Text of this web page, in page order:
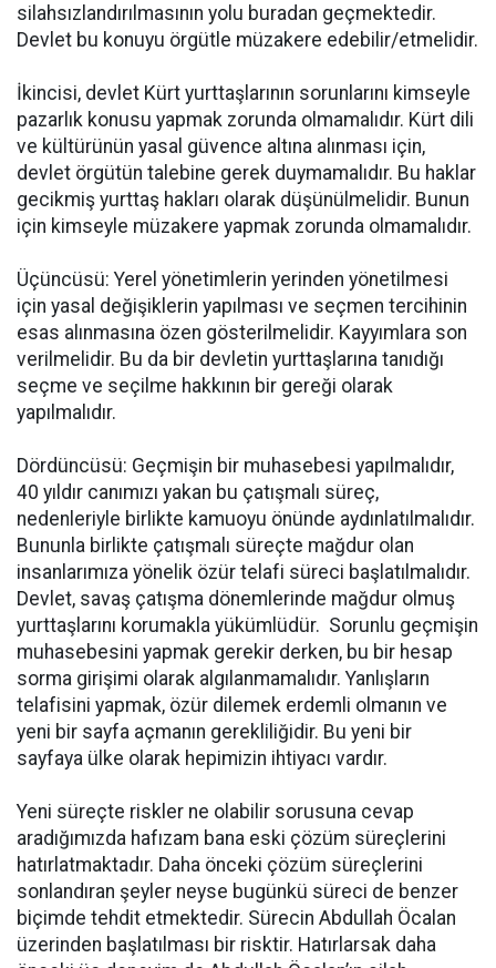
silahsızlandırılmasının yolu buradan geçmektedir.
Devlet bu konuyu örgütle müzakere edebilir/etmelidir.
İkincisi, devlet Kürt yurttaşlarının sorunlarını kimseyle
pazarlık konusu yapmak zorunda olmamalıdır. Kürt dili
ve kültürünün yasal güvence altına alınması için,
devlet örgütün talebine gerek duymamalıdır. Bu haklar
gecikmiş yurttaş hakları olarak düşünülmelidir. Bunun
için kimseyle müzakere yapmak zorunda olmamalıdır.
Üçüncüsü: Yerel yönetimlerin yerinden yönetilmesi
için yasal değişiklerin yapılması ve seçmen tercihinin
esas alınmasına özen gösterilmelidir. Kayyımlara son
verilmelidir. Bu da bir devletin yurttaşlarına tanıdığı
seçme ve seçilme hakkının bir gereği olarak
yapılmalıdır.
Dördüncüsü: Geçmişin bir muhasebesi yapılmalıdır,
40 yıldır canımızı yakan bu çatışmalı süreç,
nedenleriyle birlikte kamuoyu önünde aydınlatılmalıdır.
Bununla birlikte çatışmalı süreçte mağdur olan
insanlarımıza yönelik özür telafi süreci başlatılmalıdır.
Devlet, savaş çatışma dönemlerinde mağdur olmuş
yurttaşlarını korumakla yükümlüdür. Sorunlu geçmişin
muhasebesini yapmak gerekir derken, bu bir hesap
sorma girişimi olarak algılanmamalıdır. Yanlışların
telafisini yapmak, özür dilemek erdemli olmanın ve
yeni bir sayfa açmanın gerekliliğidir. Bu yeni bir
sayfaya ülke olarak hepimizin ihtiyacı vardır.
Yeni süreçte riskler ne olabilir sorusuna cevap
aradığımızda hafızam bana eski çözüm süreçlerini
hatırlatmaktadır. Daha önceki çözüm süreçlerini
sonlandıran şeyler neyse bugünkü süreci de benzer
biçimde tehdit etmektedir. Sürecin Abdullah Öcalan
üzerinden başlatılması bir risktir. Hatırlarsak daha